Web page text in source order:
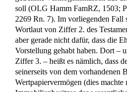
soll (OLG Hamm FamRZ, 1503;
2269 Rn. 7). Im vorliegenden Fall
Wortlaut von Ziffer 2. des
aber gerade nicht dafür, dass die
Vorstellung gehabt haben. Dort –
Ziffer 3. – heißt es nämlich, dass
seinerseits von dem vorhandenen
Wertpapiervermögen (dies machte